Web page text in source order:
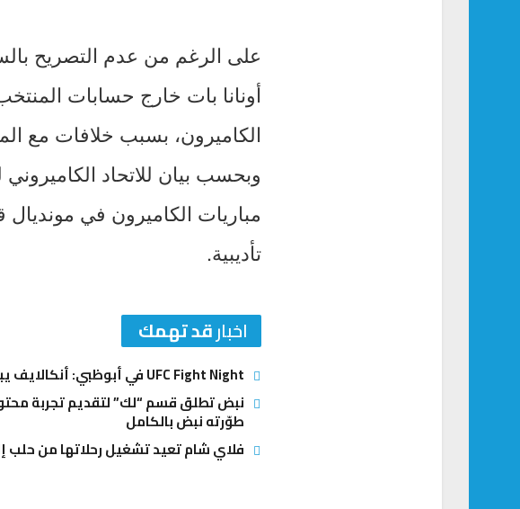
على الرغم من عدم التصريح
أونانا بات خارج حسابات
الكاميرون، بسبب خلافات مع
وبحسب بيان للاتحاد
مباريات الكاميرون في
تأديبية.
اخبارقد تهمك
UFC Fight Night في أبوظبي: أنكالايف يبحث عن العودة وغوسكوف يطارد المفاجأة الكبرى
نبض تطلق قسم “لك” لتقديم تجربة
طوّرته نبض بالكامل
فلاي شام تعيد تشغيل رحلاتها من حلب